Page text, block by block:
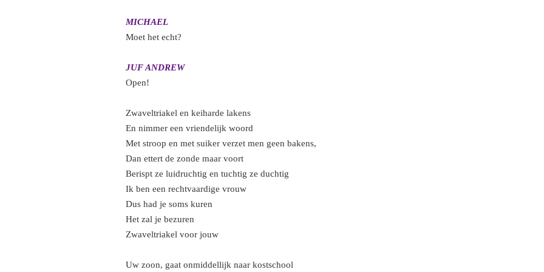
MICHAEL
Moet het echt?
JUF ANDREW
Open!
Zwaveltriakel en keiharde lakens
En nimmer een vriendelijk woord
Met stroop en met suiker verzet men geen bakens,
Dan ettert de zonde maar voort
Berispt ze luidruchtig en tuchtig ze duchtig
Ik ben een rechtvaardige vrouw
Dus had je soms kuren
Het zal je bezuren
Zwaveltriakel voor jouw
Uw zoon, gaat onmiddellijk naar kostschool